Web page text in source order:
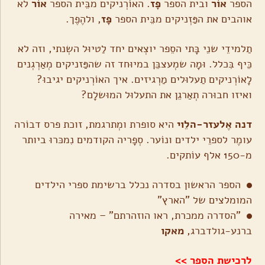
הספר אוֹר ובית הספר פָּז. האוֹרְניקים מבֵּית הספר אוֹר לא
אוהבים את הפַּזְניקים מבֵּית הספר פָּז, ולהֶפֶך.
תַלמידֵי שנֵי בָּתי הסֵפר יוצְאים יחד לַטיוּל השְנתי, וזה לא
כֵּיף בִּכלל. וּמָה שמְעצבֵּן במיוּחד זה שהפַּזניקים מְאַרְגְנים
לָאוֹרְניקים תַעלוּלים מַרְגיזים. איך האוֹרְניקים יגיבוּ?
ואיזו חבוּרה תְאַרגֵן את התעלוּל המוּשלָם?
דנה אֶלעזר-הלֵוי היא סופרת ומְתרגמת, זוכת פרס דבוֹרה
עומֶר לספרֵי ילדים ונוֹער. סְפָריה הקודמים נִמכּרוּ ביותר
מ-150 אלף עוֹתקים.
הספר הראשון בסדרה נכלל ברשימת ספרי הילדים
המומלצים של "הארץ"
"הסדרה ממכרת, ראו הוזהרתם" – מאירה
ברנע-גולדברג,מאקו
לרכישת הספר >>